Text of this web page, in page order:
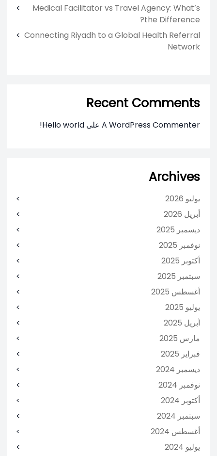
Medical Facilitator vs Travel Agency: What’s
the Difference?
Connecting Riyadh to a Global Health Referral
Network
Recent Comments
A WordPress Commenter على Hello world!
Archives
يوليو 2026
أبريل 2026
ديسمبر 2025
نوفمبر 2025
أكتوبر 2025
سبتمبر 2025
أغسطس 2025
يوليو 2025
أبريل 2025
مارس 2025
فبراير 2025
ديسمبر 2024
نوفمبر 2024
أكتوبر 2024
سبتمبر 2024
أغسطس 2024
يوليو 2024